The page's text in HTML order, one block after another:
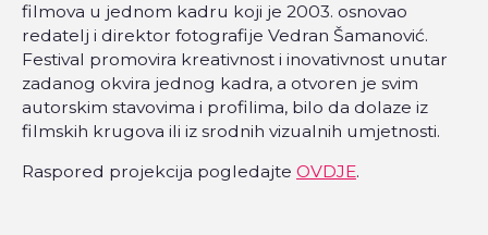
filmova u jednom kadru koji je 2003. osnovao
redatelj i direktor fotografije Vedran Šamanović.
Festival promovira kreativnost i inovativnost unutar
zadanog okvira jednog kadra, a otvoren je svim
autorskim stavovima i profilima, bilo da dolaze iz
filmskih krugova ili iz srodnih vizualnih umjetnosti.
Raspored projekcija pogledajte OVDJE.